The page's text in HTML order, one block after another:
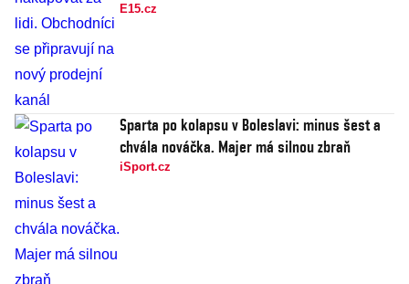
E15.cz
Sparta po kolapsu v Boleslavi: minus šest a
chvála nováčka. Majer má silnou zbraň
iSport.cz